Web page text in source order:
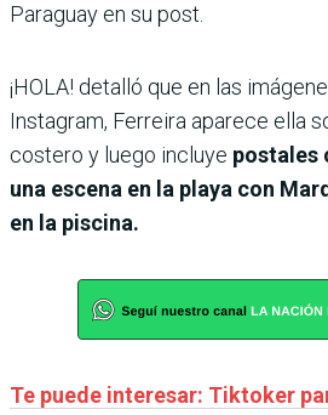
Paraguay en su post.
¡HOLA! detalló que en las
Instagram, Ferreira aparece ella
costero y luego incluye postales
una escena en la playa con
en la piscina.
Te puede interesar: Tiktoker